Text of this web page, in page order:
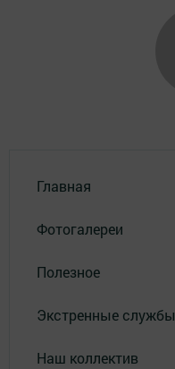
Главная
Фотогалереи
Полезное
Экстренные службы
Наш коллектив